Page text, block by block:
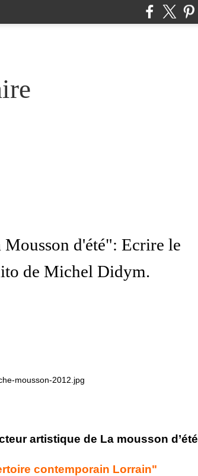
d'été": Ecrire le
de Michel Didym.
artistique de La mousson d’été
contemporain Lorrain"